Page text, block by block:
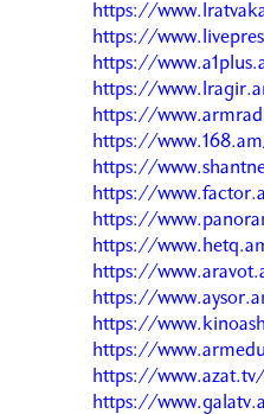
https://
https://
https://
https://
https://
https://
https://
https://
https://
https://
https://
https://
https://
https://
https://www.azat.tv/
https://